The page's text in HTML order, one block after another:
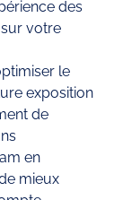
des
votre
le
exposition
de
en
mieux